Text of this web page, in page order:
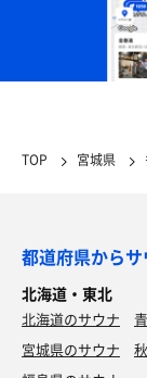
TOP 宮城県
都道府県から
北海道・東北
北海道のサウナ
宮城県のサウナ